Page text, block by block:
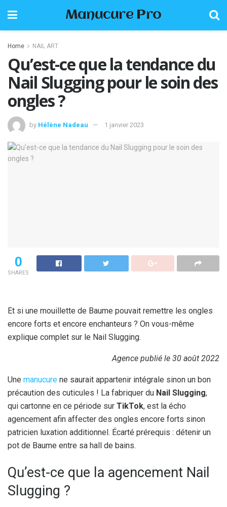
Manucure Pro
Home NAIL ART
Qu’est-ce que la tendance du
Nail Slugging pour le soin des
ongles ?
by Hélène Nadeau 1 janvier 2023
0
SHARES
Et si une mouillette de Baume pouvait remettre les ongles
encore forts et encore enchanteurs ? On vous-même
explique complet sur le Nail Slugging.
Agence publié le 30 août 2022
Une manucure ne saurait appartenir intégrale sinon un bon
précaution des cuticules ! La fabriquer du Nail Slugging,
qui cartonne en ce période sur TikTok, est la écho
agencement afin affecter des ongles encore forts sinon
patricien luxation additionnel. Écarté prérequis : détenir un
pot de Baume entre sa hall de bains.
Qu’est-ce que la agencement Nail
Slugging ?